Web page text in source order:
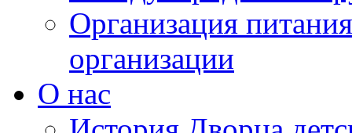
Организация
организации
О нас